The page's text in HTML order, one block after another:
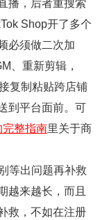
播，后者重搜索
Shop开了多个
必须做二次加
、重新剪辑，
复制粘贴跨店铺
到平台面前。可
整指南里关于商
等出问题再补救
来越长，而且
救，不如在注册